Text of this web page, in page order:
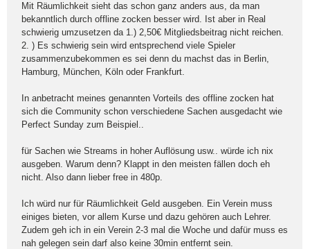
Mit Räumlichkeit sieht das schon ganz anders aus, da man
bekanntlich durch offline zocken besser wird. Ist aber in Real
schwierig umzusetzen da 1.) 2,50€ Mitgliedsbeitrag nicht reichen.
2. ) Es schwierig sein wird entsprechend viele Spieler
zusammenzubekommen es sei denn du machst das in Berlin,
Hamburg, München, Köln oder Frankfurt.
In anbetracht meines genannten Vorteils des offline zocken hat
sich die Community schon verschiedene Sachen ausgedacht wie
Perfect Sunday zum Beispiel..
für Sachen wie Streams in hoher Auflösung usw.. würde ich nix
ausgeben. Warum denn? Klappt in den meisten fällen doch eh
nicht. Also dann lieber free in 480p.
Ich würd nur für Räumlichkeit Geld ausgeben. Ein Verein muss
einiges bieten, vor allem Kurse und dazu gehören auch Lehrer.
Zudem geh ich in ein Verein 2-3 mal die Woche und dafür muss es
nah gelegen sein darf also keine 30min entfernt sein.